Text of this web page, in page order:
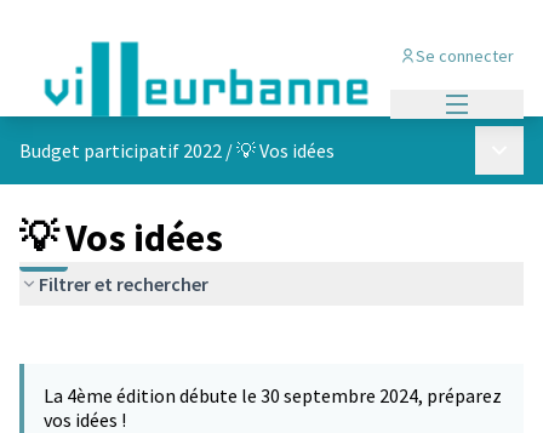
Se connecter
Budget participatif 2022 /💡 Vos idées
💡 Vos idées
Filtrer et rechercher
−
La 4ème édition débute le 30 septembre 2024, préparez
vos idées !